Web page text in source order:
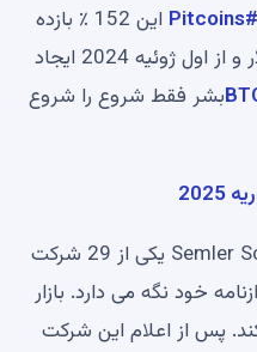
#Pitcoins
این 152 ٪ بازده
BTC را با قیمت 88.5 میلیون دلار و از اول ژوئیه 2024 ایجاد
بشر فقط شروع را شروع
این حرکت باعث می شود Semler Science یکی از 29 شرکت
خود نگه می دارد. بازار
پس از اعلام این شرکت